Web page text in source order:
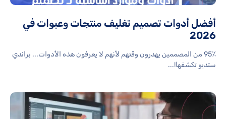
أفضل أدوات تصميم تغليف منتجات وعبوات في
2026
95٪ من المصممين يهدرون وقتهم لأنهم لا يعرفون هذه الأدوات... براندي
ستديو تكشفها!...